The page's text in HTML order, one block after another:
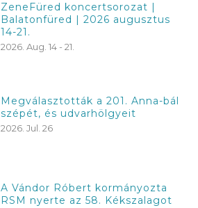
ZeneFüred koncertsorozat |
Balatonfüred | 2026 augusztus
14-21.
2026. Aug. 14 - 21.
Megválasztották a 201. Anna-bál
szépét, és udvarhölgyeit
2026. Jul. 26
A Vándor Róbert kormányozta
RSM nyerte az 58. Kékszalagot